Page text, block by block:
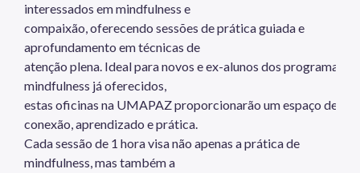
interessados em mindfulness e
compaixão, oferecendo sessões de prática guiada e
aprofundamento em técnicas de
atenção plena. Ideal para novos e ex-alunos dos programas de
mindfulness já oferecidos,
estas oficinas na UMAPAZ proporcionarão um espaço de
conexão, aprendizado e prática.
Cada sessão de 1 hora visa não apenas a prática de
mindfulness, mas também a